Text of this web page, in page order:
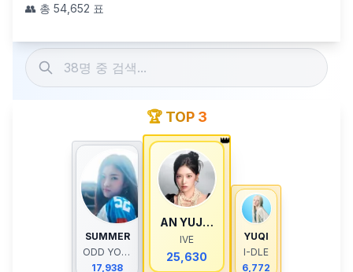
👥 총 54,652 표
🏆 TOP 3
SUMMER
ODD YOUTH
17,938
👑
AN YUJIN
IVE
25,630
YUQI
I-DLE
6,772